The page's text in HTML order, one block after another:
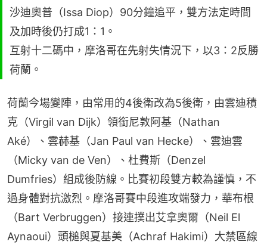
沙迪奧普（Issa Diop）90分鐘追平，雙方法定時間
及加時後仍打成1：1。
互射十二碼中，摩洛哥在先射失情況下，以3：2反勝
荷蘭。
荷蘭今場變陣，由常用的4後衛改為5後衛，由雲迪積
克（Virgil van Dijk）領銜尼敦阿基（Nathan
Aké）、雲赫基（Jan Paul van Hecke）、雲迪雲
（Micky van de Ven）、杜費斯（Denzel
Dumfries）組成後防線。比賽初段雙方較為謹慎，不
過身體對抗激烈。摩洛哥賽中段進攻端發力，華布根
（Bart Verbruggen）接連撲出艾拿奧爾（Neil El
Aynaoui）頭槌與夏基美（Achraf Hakimi）大禁區線